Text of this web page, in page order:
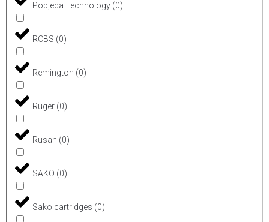
Pobjeda Technology (0)
RCBS (0)
Remington (0)
Ruger (0)
Rusan (0)
SAKO (0)
Sako cartridges (0)